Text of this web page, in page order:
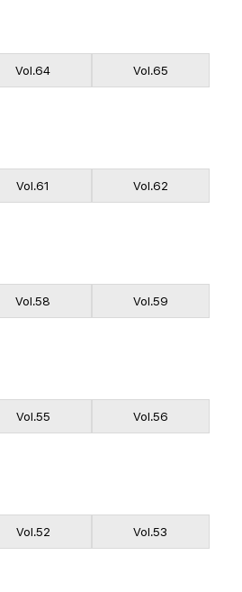
Vol.64 Vol.65
Vol.61 Vol.62
Vol.58 Vol.59
Vol.55 Vol.56
Vol.52 Vol.53